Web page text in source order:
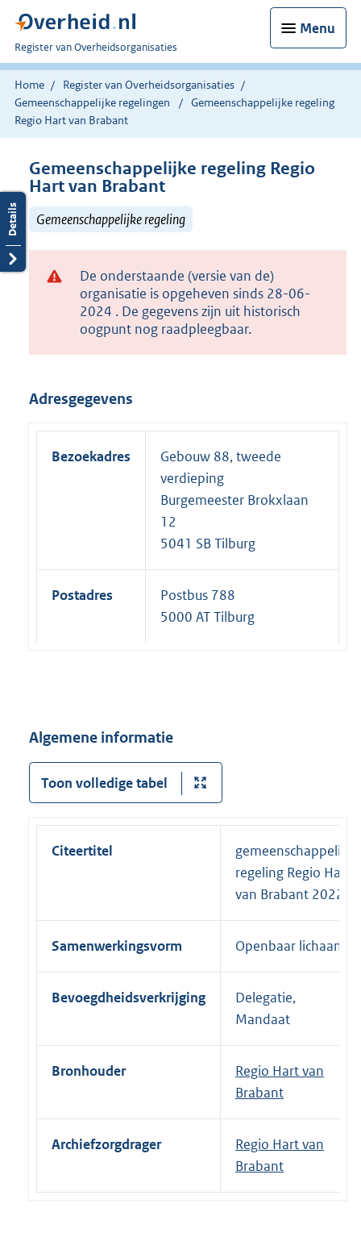
Menu
U
bent
nu
hier:
Register van Overheidsorganisaties
Home
Register van Overheidsorganisaties
Gemeenschappelijke regelingen
Gemeenschappelijke regeling
Regio Hart van Brabant
Gemeenschappelijke regeling Regio
Hart van Brabant
Gemeenschappelijke regeling
De onderstaande (versie van de)
organisatie is opgeheven sinds 28-06-
2024 . De gegevens zijn uit historisch
oogpunt nog raadpleegbaar.
Adresgegevens
Bezoekadres
Gebouw 88, tweede
verdieping
Burgemeester Brokxlaan
12
5041 SB Tilburg
Postadres
Postbus 788
5000 AT Tilburg
Algemene informatie
Toon volledige tabel
Citeertitel
gemeenschappelijke
regeling Regio Hart
van Brabant 2022
Samenwerkingsvorm Openbaar lichaam
Bevoegdheidsverkrijging
Delegatie,
Mandaat
Bronhouder
Regio Hart van
Brabant
Archiefzorgdrager
Regio Hart van
Brabant